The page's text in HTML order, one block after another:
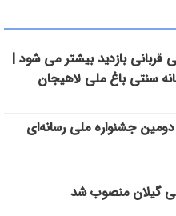
قربانی بازدید بیشتر می شود |
سنتی باغ ملی لاهیجان
دومین جشنواره ملی رسانه‌ای
گیلان منصوب شد